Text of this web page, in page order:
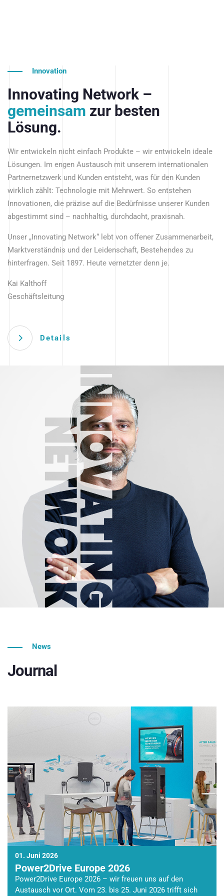
Innovation
Innovating Network –
gemeinsam zur besten
Lösung.
Wir entwickeln nicht einfach Produkte – wir entwickeln ideale
Lösungen. Im engen Austausch mit unserem internationalen
Partnernetzwerk und Kunden entsteht, was für den Kunden
wirklich zählt: Technologie mit Mehrwert. So entstehen
Innovationen, die präzise auf die Bedürfnisse unserer Kunden
abgestimmt sind – nachhaltig, durchdacht, praxisnah.
Unser „Innovating Network“ lebt von offener Zusammenarbeit,
Marktverständnis und der Leidenschaft, Bestehendes zu
hinterfragen. Seit 1897. Heute vernetzter denn je.
Kai Kalthoff
Geschäftsleitung
Details
News
Journal
01. Juni 2026
Power2Drive Europe 2026
Power2Drive Europe 2026 – wir freuen uns auf den
Austausch vor Ort. Vom 23. bis 25. Juni 2026 trifft sich